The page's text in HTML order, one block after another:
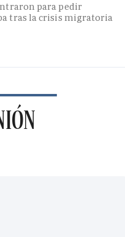
para pedir
tras la crisis migratoria